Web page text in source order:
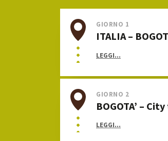
GIORNO 1
ITALIA –
LEGGI...
GIORNO 2
BOGOTA’ –
LEGGI...